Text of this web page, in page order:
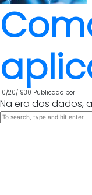
10/20/1930 Publicado por
Na era dos dados,